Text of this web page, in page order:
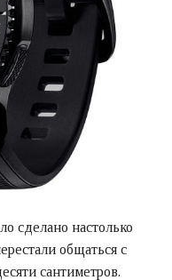
сделано настолько
общаться с
сантиметров.